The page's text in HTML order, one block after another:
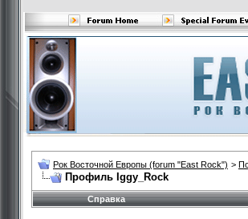
Рок Восточной Европы (forum "East Rock") >
Профиль Iggy_Rock
Справка